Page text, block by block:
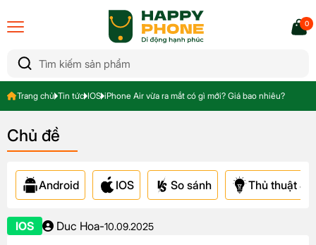
0
Trang chủ Tin tức IOS iPhone Air vừa ra mắt có gì mới? Giá bao nhiêu?
Chủ đề
Android IOS So sánh Thủ thuật &
IOS Duc Hoa-10.09.2025